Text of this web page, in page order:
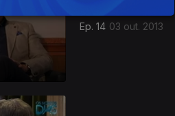
Ep. 14 03 out. 2013